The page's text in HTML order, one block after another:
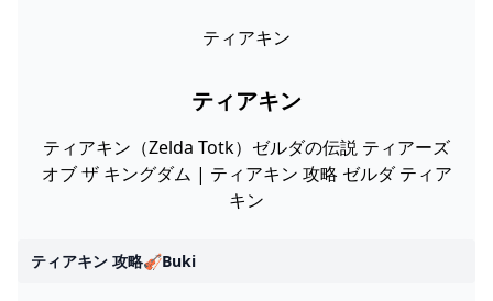
ティアキン
ティアキン
ティアキン（Zelda Totk）ゼルダの伝説 ティアーズ
オブ ザ キングダム | ティアキン 攻略 ゼルダ ティア
キン
ティアキン 攻略🎻buki